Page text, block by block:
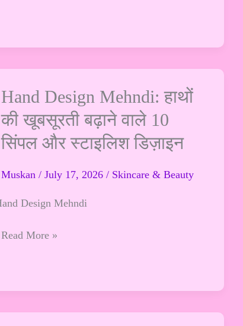
Hand Design Mehndi: हाथों
की खूबसूरती बढ़ाने वाले 10
सिंपल और स्टाइलिश डिज़ाइन
Muskan/July 17, 2026/ Skincare & Beauty
Hand
Design
Mehndi:
हाथों
खूबसूरती
वाले
सिंपल
Read More »